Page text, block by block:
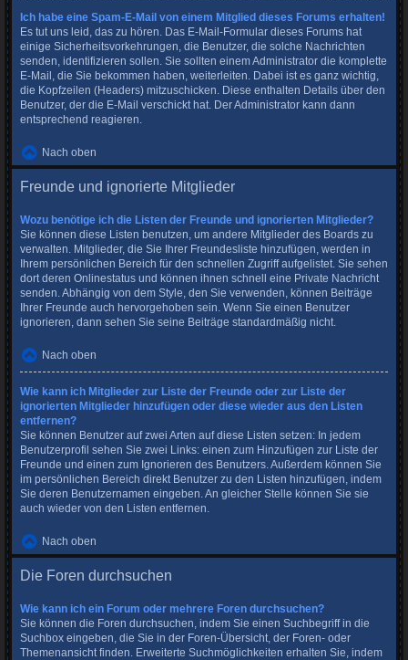
Ich habe eine Spam-E-Mail von einem Mitglied dieses Forums erhalten!
Es tut uns leid, das zu hören. Das E-Mail-Formular dieses Forums hat
einige Sicherheitsvorkehrungen, die Benutzer, die solche Nachrichten
senden, identifizieren sollen. Sie sollten einem Administrator die komplette
E-Mail, die Sie bekommen haben, weiterleiten. Dabei ist es ganz wichtig,
die Kopfzeilen (Headers) mitzuschicken. Diese enthalten Details über den
Benutzer, der die E-Mail verschickt hat. Der Administrator kann dann
entsprechend reagieren.
Nach oben
Freunde und ignorierte Mitglieder
Wozu benötige ich die Listen der Freunde und ignorierten Mitglieder?
Sie können diese Listen benutzen, um andere Mitglieder des Boards zu
verwalten. Mitglieder, die Sie Ihrer Freundesliste hinzufügen, werden in
Ihrem persönlichen Bereich für den schnellen Zugriff aufgelistet. Sie sehen
dort deren Onlinestatus und können ihnen schnell eine Private Nachricht
senden. Abhängig von dem Style, den Sie verwenden, können Beiträge
Ihrer Freunde auch hervorgehoben sein. Wenn Sie einen Benutzer
ignorieren, dann sehen Sie seine Beiträge standardmäßig nicht.
Nach oben
Wie kann ich Mitglieder zur Liste der Freunde oder zur Liste der
ignorierten Mitglieder hinzufügen oder diese wieder aus den Listen
entfernen?
Sie können Benutzer auf zwei Arten auf diese Listen setzen: In jedem
Benutzerprofil sehen Sie zwei Links: einen zum Hinzufügen zur Liste der
Freunde und einen zum Ignorieren des Benutzers. Außerdem können Sie
im persönlichen Bereich direkt Benutzer zu den Listen hinzufügen, indem
Sie deren Benutzernamen eingeben. An gleicher Stelle können Sie sie
auch wieder von den Listen entfernen.
Nach oben
Die Foren durchsuchen
Wie kann ich ein Forum oder mehrere Foren durchsuchen?
Sie können die Foren durchsuchen, indem Sie einen Suchbegriff in die
Suchbox eingeben, die Sie in der Foren-Übersicht, der Foren- oder
Themenansicht finden. Erweiterte Suchmöglichkeiten erhalten Sie, indem